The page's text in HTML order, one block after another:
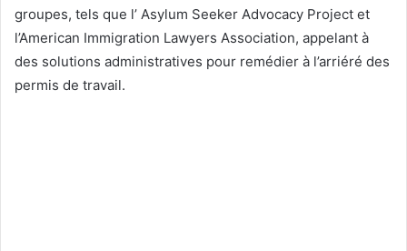
groupes, tels que l’ Asylum Seeker Advocacy Project et
l’American Immigration Lawyers Association, appelant à
des solutions administratives pour remédier à l’arriéré des
permis de travail.